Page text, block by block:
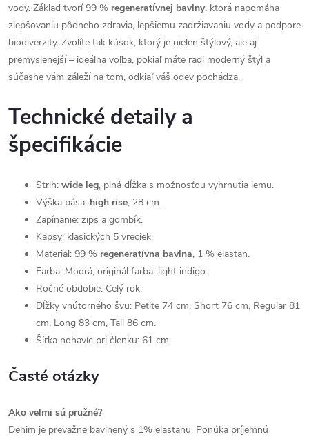
vody. Základ tvorí 99 % regeneratívnej bavlny, ktorá napomáha
zlepšovaniu pôdneho zdravia, lepšiemu zadržiavaniu vody a podpore
biodiverzity. Zvolíte tak kúsok, ktorý je nielen štýlový, ale aj
premyslenejší – ideálna voľba, pokiaľ máte radi moderný štýl a
súčasne vám záleží na tom, odkiaľ váš odev pochádza.
Technické detaily a
špecifikácie
Strih: wide leg, plná dĺžka s možnosťou vyhrnutia lemu.
Výška pása: high rise, 28 cm.
Zapínanie: zips a gombík.
Kapsy: klasických 5 vreciek.
Materiál: 99 % regeneratívna bavlna, 1 % elastan.
Farba: Modrá, originál farba: light indigo.
Ročné obdobie: Celý rok.
Dĺžky vnútorného švu: Petite 74 cm, Short 76 cm, Regular 81
cm, Long 83 cm, Tall 86 cm.
Šírka nohavíc pri členku: 61 cm.
Časté otázky
Ako veľmi sú pružné?
Denim je prevažne bavlnený s 1% elastanu. Ponúka príjemnú